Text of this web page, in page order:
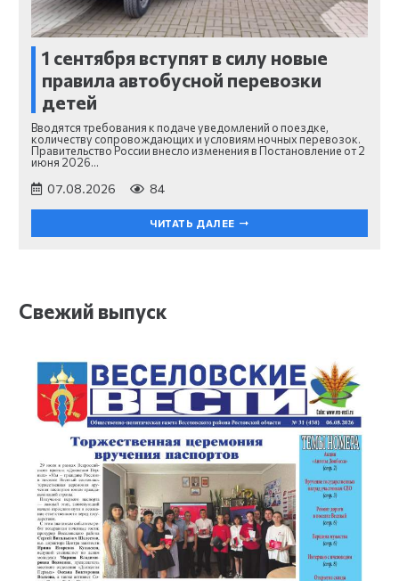
1 сентября вступят в силу новые
правила автобусной перевозки
детей
Вводятся требования к подаче уведомлений о поездке,
количеству сопровождающих и условиям ночных перевозок.
Правительство России внесло изменения в Постановление от 2
июня 2026…
07.08.2026 84
ЧИТАТЬ ДАЛЕЕ
Свежий выпуск